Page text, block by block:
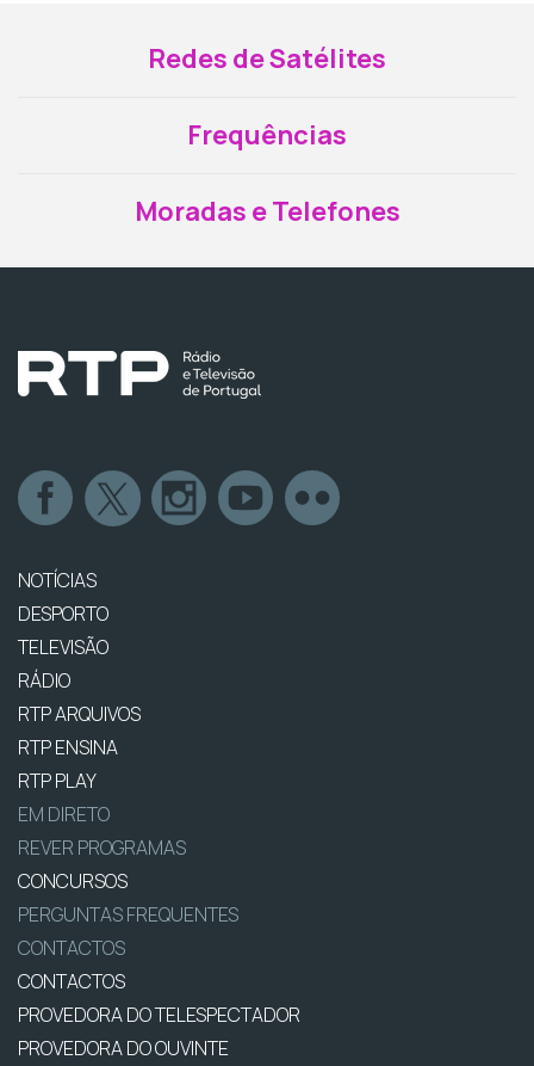
Redes de Satélites
Frequências
Moradas e Telefones
NOTÍCIAS
DESPORTO
TELEVISÃO
RÁDIO
RTP ARQUIVOS
RTP ENSINA
RTP PLAY
EM DIRETO
REVER PROGRAMAS
CONCURSOS
PERGUNTAS FREQUENTES
CONTACTOS
CONTACTOS
PROVEDORA DO TELESPECTADOR
PROVEDORA DO OUVINTE